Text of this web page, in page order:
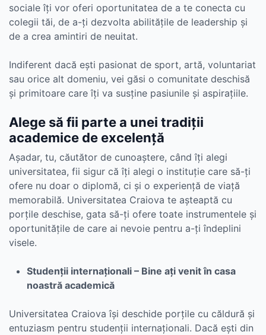
sociale îți vor oferi oportunitatea de a te conecta cu
colegii tăi, de a-ți dezvolta abilitățile de leadership și
de a crea amintiri de neuitat.
Indiferent dacă ești pasionat de sport, artă, voluntariat
sau orice alt domeniu, vei găsi o comunitate deschisă
și primitoare care îți va susține pasiunile și aspirațiile.
Alege să fii parte a unei tradiții
academice de excelență
Așadar, tu, căutător de cunoaștere, când îți alegi
universitatea, fii sigur că îți alegi o instituție care să-ți
ofere nu doar o diplomă, ci și o experiență de viață
memorabilă. Universitatea Craiova te așteaptă cu
porțile deschise, gata să-ți ofere toate instrumentele și
oportunitățile de care ai nevoie pentru a-ți îndeplini
visele.
Studenții internaționali – Bine ați venit în casa
noastră academică
Universitatea Craiova își deschide porțile cu căldură și
entuziasm pentru studenții internaționali. Dacă ești din